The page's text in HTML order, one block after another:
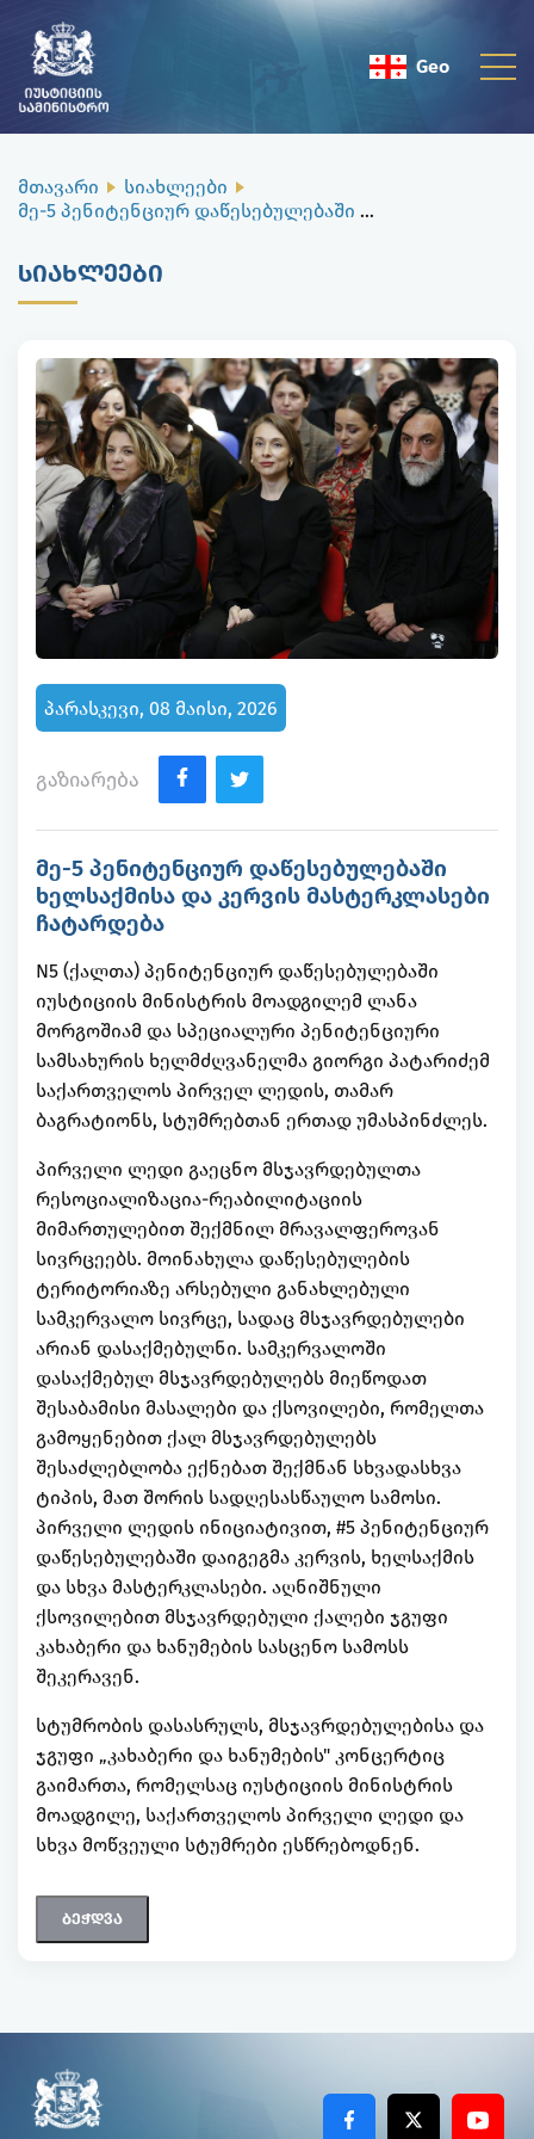
Geo
მთავარი
სიახლეები
მე-5 პენიტენციურ დაწესებულებაში ხელსაქმისა და კერვის მასტერკლასები ჩატარდება
ᲡᲘᲐᲮᲚᲔᲔᲑᲘ
პარასკევი, 08 მაისი, 2026
გაზიარება
მე-5 პენიტენციურ დაწესებულებაში
ხელსაქმისა და კერვის მასტერკლასები
ჩატარდება
N5 (ქალთა) პენიტენციურ დაწესებულებაში
იუსტიციის მინისტრის მოადგილემ ლანა
მორგოშიამ და სპეციალური პენიტენციური
სამსახურის ხელმძღვანელმა გიორგი პატარიძემ
საქართველოს პირველ ლედის, თამარ
ბაგრატიონს, სტუმრებთან ერთად უმასპინძლეს.
პირველი ლედი გაეცნო მსჯავრდებულთა
რესოციალიზაცია-რეაბილიტაციის
მიმართულებით შექმნილ მრავალფეროვან
სივრცეებს. მოინახულა დაწესებულების
ტერიტორიაზე არსებული განახლებული
სამკერვალო სივრცე, სადაც მსჯავრდებულები
არიან დასაქმებულნი. სამკერვალოში
დასაქმებულ მსჯავრდებულებს მიეწოდათ
შესაბამისი მასალები და ქსოვილები, რომელთა
გამოყენებით ქალ მსჯავრდებულებს
შესაძლებლობა ექნებათ შექმნან სხვადასხვა
ტიპის, მათ შორის სადღესასწაულო სამოსი.
პირველი ლედის ინიციატივით, #5 პენიტენციურ
დაწესებულებაში დაიგეგმა კერვის, ხელსაქმის
და სხვა მასტერკლასები. აღნიშნული
ქსოვილებით მსჯავრდებული ქალები ჯგუფი
კახაბერი და ხანუმების სასცენო სამოსს
შეკერავენ.
სტუმრობის დასასრულს, მსჯავრდებულებისა და
ჯგუფი „კახაბერი და ხანუმების" კონცერტიც
გაიმართა, რომელსაც იუსტიციის მინისტრის
მოადგილე, საქართველოს პირველი ლედი და
სხვა მოწვეული სტუმრები ესწრებოდნენ.